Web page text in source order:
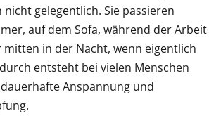
gelegentlich. Sie passieren
auf dem Sofa, während der Arbeit
in der Nacht, wenn eigentlich
entsteht bei vielen Menschen
Anspannung und